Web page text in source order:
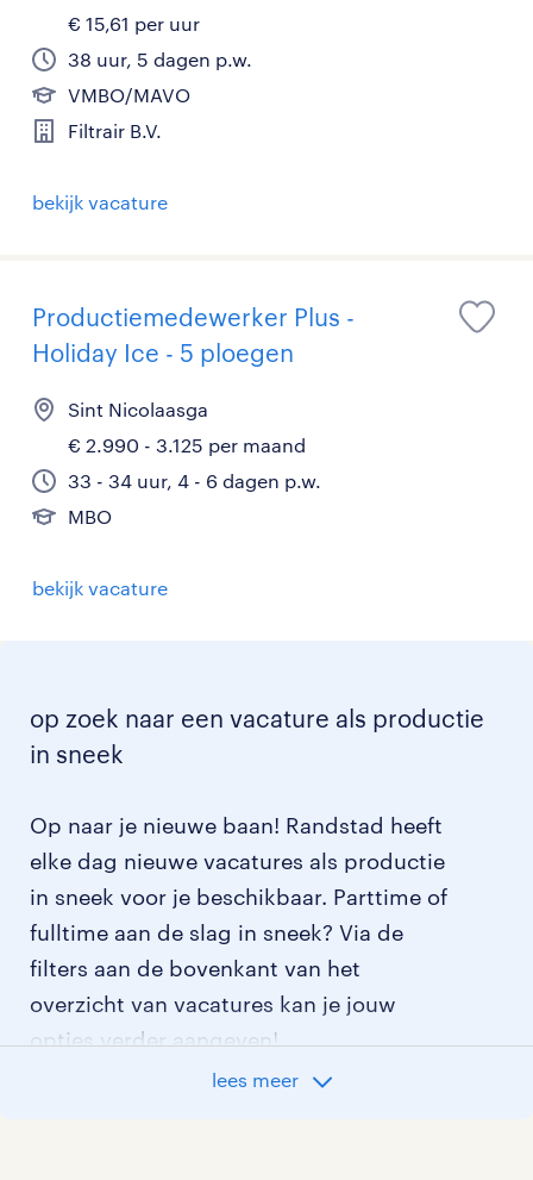
€ 15,61 per uur
38 uur, 5 dagen p.w.
VMBO/MAVO
Filtrair B.V.
bekijk vacature
Productiemedewerker Plus -
Holiday Ice - 5 ploegen
Sint Nicolaasga
€ 2.990 - 3.125 per maand
33 - 34 uur, 4 - 6 dagen p.w.
MBO
bekijk vacature
op zoek naar een vacature als productie
in sneek
Op naar je nieuwe baan! Randstad heeft
elke dag nieuwe vacatures als productie
in sneek voor je beschikbaar. Parttime of
fulltime aan de slag in sneek? Via de
filters aan de bovenkant van het
overzicht van vacatures kan je jouw
opties verder aangeven!
lees meer